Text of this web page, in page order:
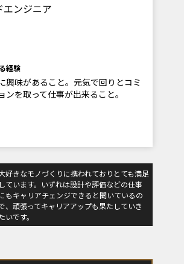
エンジニア
経験
興味があること。元気で回りとコミ
ンを取って仕事が出来ること。
好きなモノづくりに携われておりとても満足
しています。いずれは設計や評価などの仕事
もキャリアチェンジできると聞いているの
、頑張ってキャリアアップも果たしていき
いです。